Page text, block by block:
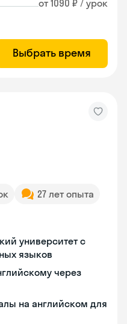
от 1090 ₽ / урок
Выбрать время
27 лет опыта
университет с
языков
через
на английском для